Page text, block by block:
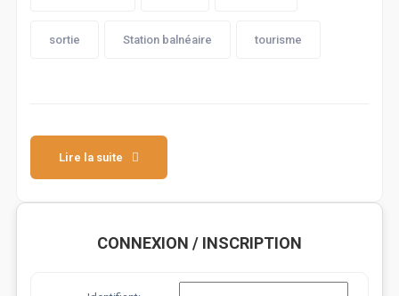
sortie Station balnéaire tourisme
Lire la suite
CONNEXION / INSCRIPTION